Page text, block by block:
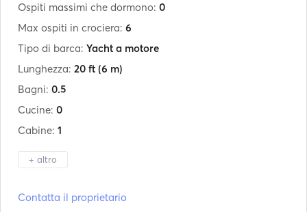
Ospiti massimi che dormono: 0
Max ospiti in crociera: 6
Tipo di barca: Yacht a motore
Lunghezza: 20 ft (6 m)
Bagni: 0.5
Cucine: 0
Cabine: 1
+ altro
Contatta il proprietario